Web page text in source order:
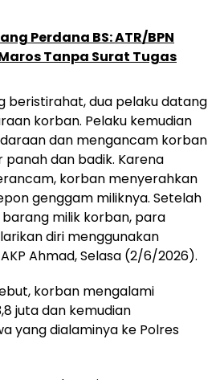
Perdana BS: ATR/BPN
Tanpa Surat Tugas
beristirahat, dua pelaku datang
korban. Pelaku kemudian
dan mengancam korban
panah dan badik. Karena
korban menyerahkan
genggam miliknya. Setelah
milik korban, para
diri menggunakan
Ahmad, Selasa (2/6/2026).
korban mengalami
juta dan kemudian
yang dialaminya ke Polres